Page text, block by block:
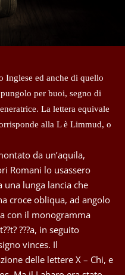
Inglese ed anche di quello
per buoi, segno di
La lettera equivale
alla L è Limmud, o
da un’aquila,
Romani lo usassero
una lunga lancia che
croce obliqua, ad angolo
con il monogramma
???a, in seguito
vinces. Il
delle lettere X – Chi, e